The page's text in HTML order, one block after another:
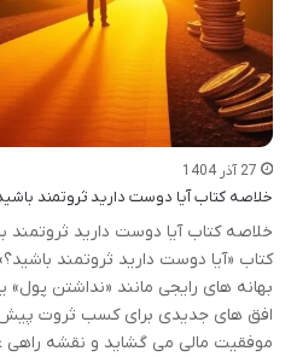
27 آذر 1404
خلاصه کتاب آیا دوست دارید ثروتمند
خلاصه کتاب آیا دوست دارید ثروتمند
کتاب «آیا دوست دارید ثروتمند باشید؟»
بهانه های رایجی مانند «نداشتن
افق های جدیدی برای کسب ثروت پیش
موفقیت مالی می گشاید و نقشه راهی